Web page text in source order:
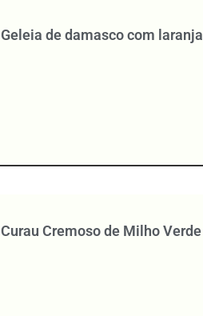
Geleia de damasco com laranja
Curau Cremoso de Milho Verde